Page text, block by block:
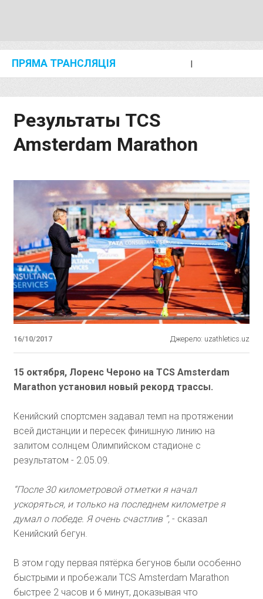
ПРЯМА ТРАНСЛЯЦІЯ I
Результаты TCS
Amsterdam Marathon
16/10/2017 Джерело: uzathletics.uz
15 октября, Лоренс Чероно на TCS Amsterdam
Marathon установил новый рекорд трассы.
Кенийский спортсмен задавал темп на протяжении
всей дистанции и пересек финишную линию на
залитом солнцем Олимпийском стадионе с
результатом - 2.05.09.
“После 30 километровой отметки я начал
ускоряться, и только на последнем километре я
думал о победе. Я очень счастлив “, - сказал
Кенийский бегун.
В этом году первая пятёрка бегунов были особенно
быстрыми и пробежали TCS Amsterdam Marathon
быстрее 2 часов и 6 минут, доказывая что